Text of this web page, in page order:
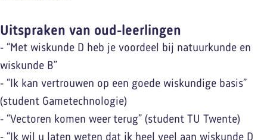
Uitspraken van oud-leerlingen
- “Met wiskunde D heb je voordeel bij natuurkunde en
wiskunde B”
- “Ik kan vertrouwen op een goede wiskundige basis”
(student Gametechnologie)
- “Vectoren komen weer terug” (student TU Twente)
- “Ik wil u laten weten dat ik heel veel aan wiskunde D